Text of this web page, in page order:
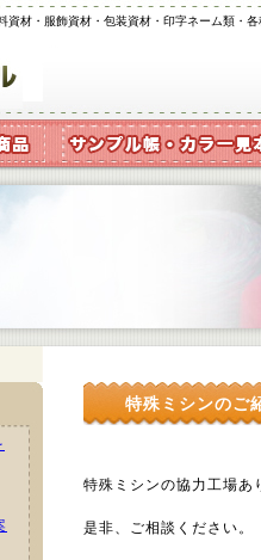
資材・服飾資材・包装資材・印字ネーム類
特殊ミシンのご
特殊ミシンの協力工場あ
是非、ご相談ください。